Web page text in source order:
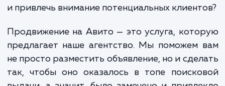
клиентов. Но, как и на любой
конкуренции. Возникает вопрос:
выделиться среди массы других
и привлечь внимание потенциальных